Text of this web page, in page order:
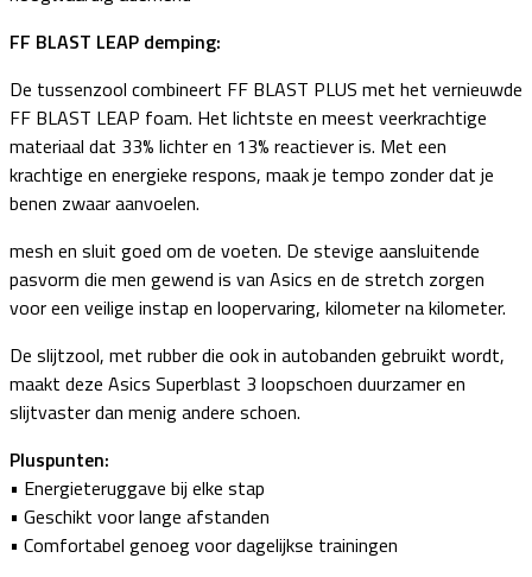
FF BLAST LEAP demping:
De tussenzool combineert FF BLAST PLUS met het vernieuwde
FF BLAST LEAP foam. Het lichtste en meest veerkrachtige
materiaal dat 33% lichter en 13% reactiever is. Met een
krachtige en energieke respons, maak je tempo zonder dat je
benen zwaar aanvoelen.
mesh en sluit goed om de voeten. De stevige aansluitende
pasvorm die men gewend is van Asics en de stretch zorgen
voor een veilige instap en loopervaring, kilometer na kilometer.
De slijtzool, met rubber die ook in autobanden gebruikt wordt,
maakt deze Asics Superblast 3 loopschoen duurzamer en
slijtvaster dan menig andere schoen.
Pluspunten:
• Energieteruggave bij elke stap
• Geschikt voor lange afstanden
• Comfortabel genoeg voor dagelijkse trainingen